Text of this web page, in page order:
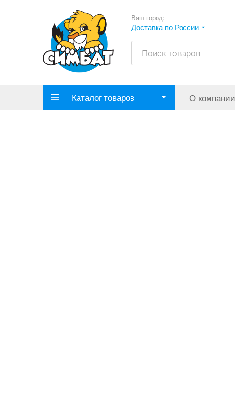
Ваш город:
Доставка по России
Каталог товаров О компании